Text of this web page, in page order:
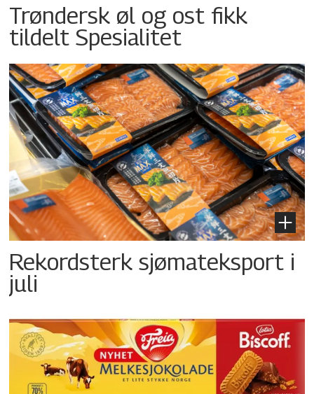
Trøndersk øl og ost fikk
tildelt Spesialitet
Rekordsterk sjømateksport i
juli